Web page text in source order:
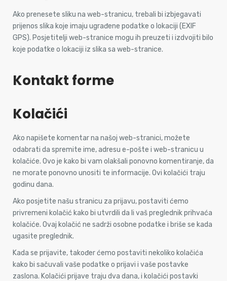
Ako prenesete sliku na web-stranicu, trebali bi izbjegavati
prijenos slika koje imaju ugrađene podatke o lokaciji (EXIF
GPS). Posjetitelji web-stranice mogu ih preuzeti i izdvojiti bilo
koje podatke o lokaciji iz slika sa web-stranice.
Kontakt forme
Kolačići
Ako napišete komentar na našoj web-stranici, možete
odabrati da spremite ime, adresu e-pošte i web-stranicu u
kolačiće. Ovo je kako bi vam olakšali ponovno komentiranje, da
ne morate ponovno unositi te informacije. Ovi kolačići traju
godinu dana.
Ako posjetite našu stranicu za prijavu, postaviti ćemo
privremeni kolačić kako bi utvrdili da li vaš preglednik prihvaća
kolačiće. Ovaj kolačić ne sadrži osobne podatke i briše se kada
ugasite preglednik.
Kada se prijavite, također ćemo postaviti nekoliko kolačića
kako bi sačuvali vaše podatke o prijavi i vaše postavke
zaslona. Kolačići prijave traju dva dana, i kolačići postavki